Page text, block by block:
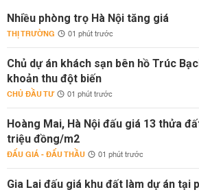
Nhiều phòng trọ Hà Nội tăng giá
THỊ TRƯỜNG 01 phút trước
Chủ dự án khách sạn bên hồ Trúc
khoản thu đột biến
CHỦ ĐẦU TƯ 01 phút trước
Hoàng Mai, Hà Nội đấu giá 13 thửa
triệu đồng/m2
ĐẤU GIÁ - ĐẤU THẦU 01 phút trước
Gia Lai đấu giá khu đất làm dự án tại